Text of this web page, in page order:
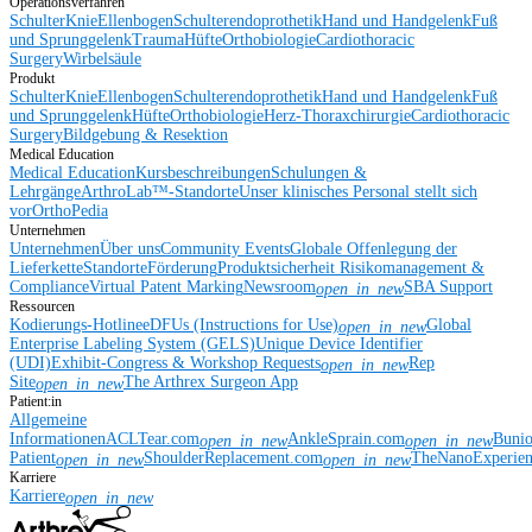
Operationsverfahren
SchulterKnieEllenbogenSchulterendoprothetikHand und HandgelenkFuß
und SprunggelenkTraumaHüfteOrthobiologieCardiothoracic
SurgeryWirbelsäule
Produkt
SchulterKnieEllenbogenSchulterendoprothetikHand und HandgelenkFuß
und SprunggelenkHüfteOrthobiologieHerz-ThoraxchirurgieCardiothoracic
SurgeryBildgebung & Resektion
Medical Education
Medical EducationKursbeschreibungenSchulungen &
LehrgängeArthroLab™-StandorteUnser klinisches Personal stellt sich
vorOrthoPedia
Unternehmen
UnternehmenÜber unsCommunity EventsGlobale Offenlegung der
LieferketteStandorteFörderungProduktsicherheit Risikomanagement &
ComplianceVirtual Patent MarkingNewsroomopen_in_newSBA Support
Ressourcen
Kodierungs-HotlineeDFUs (Instructions for Use)open_in_newGlobal
Enterprise Labeling System (GELS)Unique Device Identifier
(UDI)Exhibit-Congress & Workshop Requestsopen_in_newRep
Siteopen_in_newThe Arthrex Surgeon App
Patient:in
Allgemeine
InformationenACLTear.comopen_in_newAnkleSprain.comopen_in_new
Patientopen_in_newShoulderReplacement.comopen_in_new
Karriere
Karriereopen_in_new